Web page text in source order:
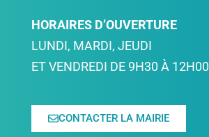
HORAIRES D’OUVERTURE
LUNDI, MARDI, JEUDI
ET VENDREDI DE 9H30 À 12H00
CONTACTER LA MAIRIE